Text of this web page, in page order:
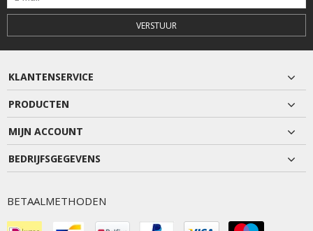
VERSTUUR
KLANTENSERVICE
PRODUCTEN
MIJN ACCOUNT
BEDRIJFSGEGEVENS
BETAALMETHODEN